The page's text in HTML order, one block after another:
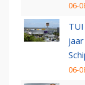
06-
06-